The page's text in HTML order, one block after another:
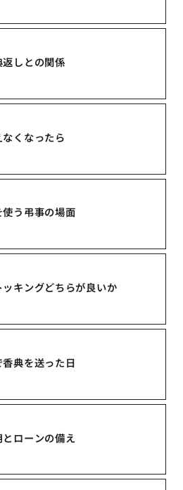
しとの関係
くなったら
う弔事の場面
キングどちらが良いか
典を送った日
ローンの備え